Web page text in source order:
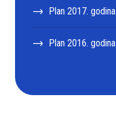
Plan 2017. godina
Plan 2016. godina